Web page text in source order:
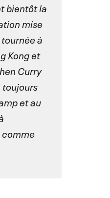
bientôt la
mise
à
Kong et
Curry
et au